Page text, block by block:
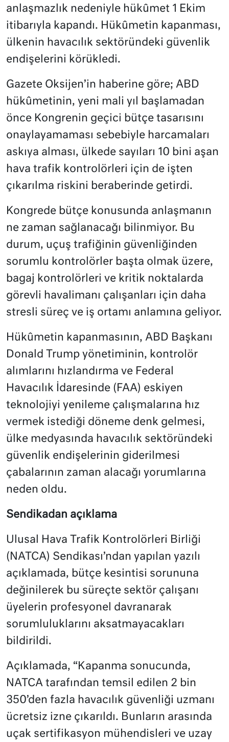
anlaşmazlık nedeniyle hükûmet 1 Ekim
itibarıyla kapandı. Hükûmetin kapanması,
ülkenin havacılık sektöründeki güvenlik
endişelerini körükledi.
Gazete Oksijen’in haberine göre; ABD
hükûmetinin, yeni mali yıl başlamadan
önce Kongrenin geçici bütçe tasarısını
onaylayamaması sebebiyle harcamaları
askıya alması, ülkede sayıları 10 bini aşan
hava trafik kontrolörleri için de işten
çıkarılma riskini beraberinde getirdi.
Kongrede bütçe konusunda anlaşmanın
ne zaman sağlanacağı bilinmiyor. Bu
durum, uçuş trafiğinin güvenliğinden
sorumlu kontrolörler başta olmak üzere,
bagaj kontrolörleri ve kritik noktalarda
görevli havalimanı çalışanları için daha
stresli süreç ve iş ortamı anlamına geliyor.
Hükûmetin kapanmasının, ABD Başkanı
Donald Trump yönetiminin, kontrolör
alımlarını hızlandırma ve Federal
Havacılık İdaresinde (FAA) eskiyen
teknolojiyi yenileme çalışmalarına hız
vermek istediği döneme denk gelmesi,
ülke medyasında havacılık sektöründeki
güvenlik endişelerinin giderilmesi
çabalarının zaman alacağı yorumlarına
neden oldu.
Sendikadan açıklama
Ulusal Hava Trafik Kontrolörleri Birliği
(NATCA) Sendikası’ndan yapılan yazılı
açıklamada, bütçe kesintisi sorununa
değinilerek bu süreçte sektör çalışanı
üyelerin profesyonel davranarak
sorumluluklarını aksatmayacakları
bildirildi.
Açıklamada, “Kapanma sonucunda,
NATCA tarafından temsil edilen 2 bin
350’den fazla havacılık güvenliği uzmanı
ücretsiz izne çıkarıldı. Bunların arasında
uçak sertifikasyon mühendisleri ve uzay